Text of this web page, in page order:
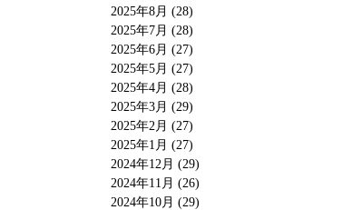
2025年8月 (28)
2025年7月 (28)
2025年6月 (27)
2025年5月 (27)
2025年4月 (28)
2025年3月 (29)
2025年2月 (27)
2025年1月 (27)
2024年12月 (29)
2024年11月 (26)
2024年10月 (29)